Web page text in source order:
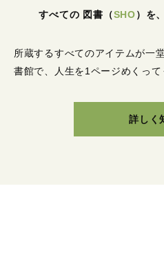
すべての 図書 （SHO） を
所蔵するすべてのアイテムが一堂
書館で、人生を1ページめくって
詳しく